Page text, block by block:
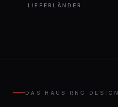
LIEFERLÄNDER
DAS HAUS RNG DESIGN